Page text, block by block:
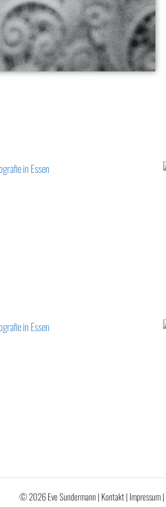
© 2026 Eve Sundermann | Kontakt| Impressum|